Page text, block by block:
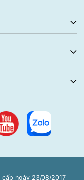
cấp ngày 23/08/2017